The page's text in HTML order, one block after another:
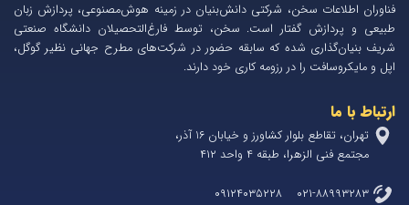
تهران، تقاطع بلوار کشاورز و خیابان 1۶ آذر،
طبقه ۴ واحد ۴۱۲
سخن، شرکتی دانش‌بنیان در زمینه هوش‌مصنوعی، پردازش زبان
گفتار است. سخن، توسط فارغ‌التحصیلان دانشگاه صنعتی
شده که سابقه حضور در شرکت‌های مطرح جهانی نظیر گوگل،
در رزومه کاری خود دارند.